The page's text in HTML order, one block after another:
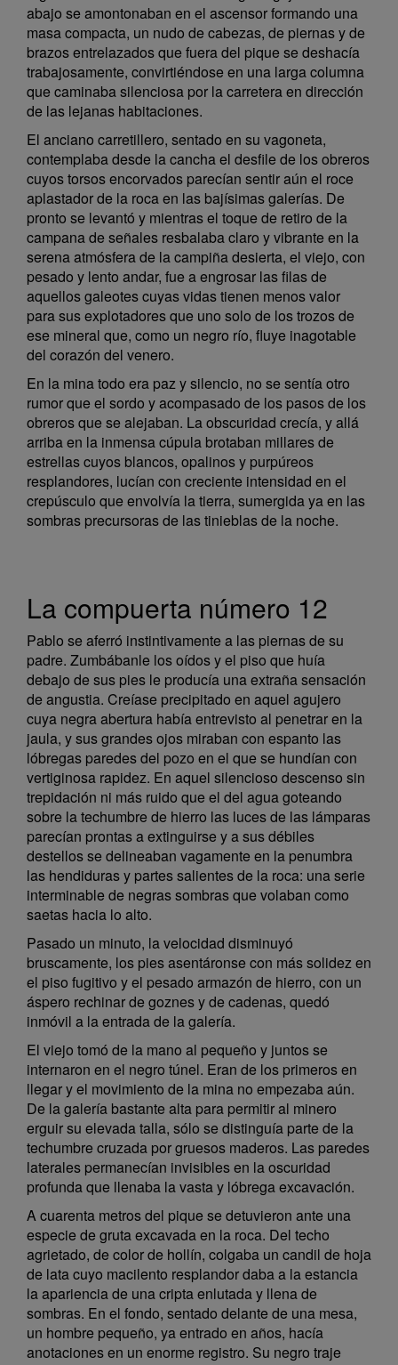
abajo se amontonaban en el ascensor formando una
masa compacta, un nudo de cabezas, de piernas y de
brazos entrelazados que fuera del pique se deshacía
trabajosamente, convirtiéndose en una larga columna
que caminaba silenciosa por la carretera en dirección
de las lejanas habitaciones.
El anciano carretillero, sentado en su vagoneta,
contemplaba desde la cancha el desfile de los obreros
cuyos torsos encorvados parecían sentir aún el roce
aplastador de la roca en las bajísimas galerías. De
pronto se levantó y mientras el toque de retiro de la
campana de señales resbalaba claro y vibrante en la
serena atmósfera de la campiña desierta, el viejo, con
pesado y lento andar, fue a engrosar las filas de
aquellos galeotes cuyas vidas tienen menos valor
para sus explotadores que uno solo de los trozos de
ese mineral que, como un negro río, fluye inagotable
del corazón del venero.
En la mina todo era paz y silencio, no se sentía otro
rumor que el sordo y acompasado de los pasos de los
obreros que se alejaban. La obscuridad crecía, y allá
arriba en la inmensa cúpula brotaban millares de
estrellas cuyos blancos, opalinos y purpúreos
resplandores, lucían con creciente intensidad en el
crepúsculo que envolvía la tierra, sumergida ya en las
sombras precursoras de las tinieblas de la noche.
La compuerta número 12
Pablo se aferró instintivamente a las piernas de su
padre. Zumbábanle los oídos y el piso que huía
debajo de sus pies le producía una extraña sensación
de angustia. Creíase precipitado en aquel agujero
cuya negra abertura había entrevisto al penetrar en la
jaula, y sus grandes ojos miraban con espanto las
lóbregas paredes del pozo en el que se hundían con
vertiginosa rapidez. En aquel silencioso descenso sin
trepidación ni más ruido que el del agua goteando
sobre la techumbre de hierro las luces de las lámparas
parecían prontas a extinguirse y a sus débiles
destellos se delineaban vagamente en la penumbra
las hendiduras y partes salientes de la roca: una serie
interminable de negras sombras que volaban como
saetas hacia lo alto.
Pasado un minuto, la velocidad disminuyó
bruscamente, los pies asentáronse con más solidez en
el piso fugitivo y el pesado armazón de hierro, con un
áspero rechinar de goznes y de cadenas, quedó
inmóvil a la entrada de la galería.
El viejo tomó de la mano al pequeño y juntos se
internaron en el negro túnel. Eran de los primeros en
llegar y el movimiento de la mina no empezaba aún.
De la galería bastante alta para permitir al minero
erguir su elevada talla, sólo se distinguía parte de la
techumbre cruzada por gruesos maderos. Las paredes
laterales permanecían invisibles en la oscuridad
profunda que llenaba la vasta y lóbrega excavación.
A cuarenta metros del pique se detuvieron ante una
especie de gruta excavada en la roca. Del techo
agrietado, de color de hollín, colgaba un candil de hoja
de lata cuyo macilento resplandor daba a la estancia
la apariencia de una cripta enlutada y llena de
sombras. En el fondo, sentado delante de una mesa,
un hombre pequeño, ya entrado en años, hacía
anotaciones en un enorme registro. Su negro traje